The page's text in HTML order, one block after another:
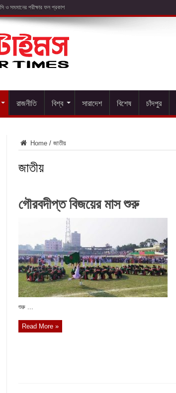
রাজনীতি বিশ্ব সারাদেশ বিশেষ চাঁদপুর
Home / জাতীয়
জাতীয়
গৌরবদীপ্ত বিজয়ের মাস শুরু
শুরু ...
Read More »